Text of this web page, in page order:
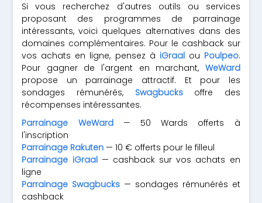
Si vous recherchez d'autres outils ou services
proposant des programmes de parrainage
intéressants, voici quelques alternatives dans des
domaines complémentaires. Pour le cashback sur
vos achats en ligne, pensez à iGraalou Poulpeo.
Pour gagner de l'argent en marchant, WeWard
propose un parrainage attractif. Et pour les
sondages rémunérés, Swagbucksoffre des
récompenses intéressantes.
Parrainage WeWard— 50 Wards offerts à
l'inscription
Parrainage Rakuten — 10 € offerts pour le filleul
Parrainage iGraal— cashback sur vos achats en
ligne
Parrainage Swagbucks — sondages rémunérés et
cashback